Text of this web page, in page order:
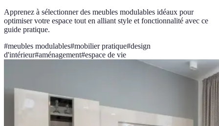
Apprenez à sélectionner des meubles modulables idéaux pour
optimiser votre espace tout en alliant style et fonctionnalité avec ce
guide pratique.
#meubles modulables#mobilier pratique#design
d'intérieur#aménagement#espace de vie